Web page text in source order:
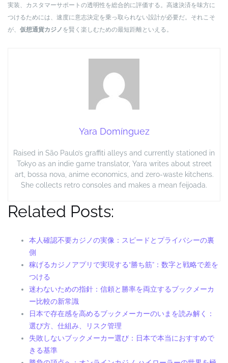
実装、カスタマーサポートの透明性を総合的に評価する。高速決済を味方に
つけるためには、速度に意志決定を乗っ取られない設計が必要だ。それこそ
が、 仮想通貨カジノ を賢く楽しむための最短距離といえる。
Yara Domínguez
Raised in São Paulo’s graffiti alleys and currently stationed in
Tokyo as an indie game translator, Yara writes about street
art, bossa nova, anime economics, and zero-waste kitchens.
She collects retro consoles and makes a mean feijoada.
Related Posts:
本人確認不要カジノの実像：スピードとプライバシーの裏
側
稼げるカジノアプリで実現する“勝ち筋”：数字と戦略で差を
つける
迷わないための指針：信頼と勝率を両立するブックメーカ
ー比較の新常識
日本で存在感を高めるブックメーカーのいまを読み解く：
選び方、仕組み、リスク管理
失敗しないブックメーカー選び：日本で本当におすすめで
きる基準